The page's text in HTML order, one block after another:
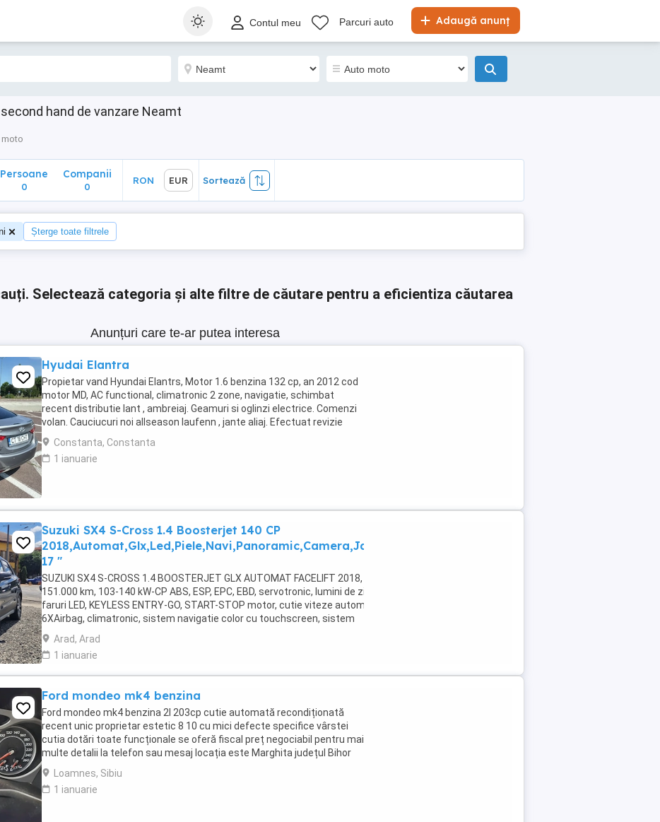
Adaugă anunț
Contul meu Parcuri auto
hand de vanzare Neamt
moto
Sortează
Persoane
0
Companii
0
RON EUR Sortează
Șterge toate filtrele
Selectează categoria și alte filtre de căutare pentru a eficientiza căutarea
Anunțuri care te-ar putea interesa
Hyudai Elantra
Propietar vand Hyundai Elantrs, Motor 1.6 benzina 132 cp, an 2012 cod
motor MD, AC functional, climatronic 2 zone, navigatie, schimbat
recent distributie lant , ambreiaj. Geamuri si oglinzi electrice. Comenzi
volan. Cauciucuri noi allseason laufenn , jante aliaj. Efectuat revizie
filtre si ulei. ...
Constanta, Constanta
1 ianuarie
Suzuki SX4 S-Cross 1.4 Boosterjet 140 CP
2018,Automat,Glx,Led,Piele,Navi,Panoramic,Camera,Jante
17 "
SUZUKI SX4 S-CROSS 1.4 BOOSTERJET GLX AUTOMAT FACELIFT 2018,
151.000 km, 103-140 kW-CP ABS, ESP, EPC, EBD, servotronic, lumini de zi LED,
faruri LED, KEYLESS ENTRY-GO, START-STOP motor, cutie viteze automata,
6XAirbag, climatronic, sistem navigatie color cu touchscreen, sistem
multimedia Apple CarPlay ...
Arad, Arad
1 ianuarie
Ford mondeo mk4 benzina
Ford mondeo mk4 benzina 2l 203cp cutie automată recondiționată
recent unic proprietar estetic 8 10 cu mici defecte specifice vârstei
cutia dotări toate funcționale se oferă fiscal preț negociabil pentru mai
multe detalii la telefon sau mesaj locația este Marghita județul Bihor
se oferă fiscal s-au ...
Loamnes, Sibiu
1 ianuarie